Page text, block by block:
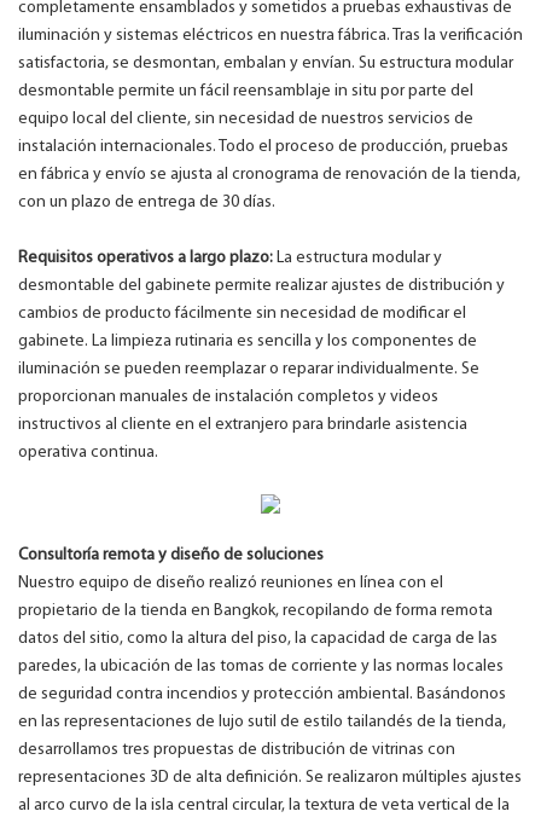
completamente ensamblados y sometidos a pruebas exhaustivas de
iluminación y sistemas eléctricos en nuestra fábrica. Tras la verificación
satisfactoria, se desmontan, embalan y envían. Su estructura modular
desmontable permite un fácil reensamblaje in situ por parte del
equipo local del cliente, sin necesidad de nuestros servicios de
instalación internacionales. Todo el proceso de producción, pruebas
en fábrica y envío se ajusta al cronograma de renovación de la tienda,
con un plazo de entrega de 30 días.
Requisitos operativos a largo plazo: La estructura modular y
desmontable del gabinete permite realizar ajustes de distribución y
cambios de producto fácilmente sin necesidad de modificar el
gabinete. La limpieza rutinaria es sencilla y los componentes de
iluminación se pueden reemplazar o reparar individualmente. Se
proporcionan manuales de instalación completos y videos
instructivos al cliente en el extranjero para brindarle asistencia
operativa continua.
Consultoría remota y diseño de soluciones
Nuestro equipo de diseño realizó reuniones en línea con el
propietario de la tienda en Bangkok, recopilando de forma remota
datos del sitio, como la altura del piso, la capacidad de carga de las
paredes, la ubicación de las tomas de corriente y las normas locales
de seguridad contra incendios y protección ambiental. Basándonos
en las representaciones de lujo sutil de estilo tailandés de la tienda,
desarrollamos tres propuestas de distribución de vitrinas con
representaciones 3D de alta definición. Se realizaron múltiples ajustes
al arco curvo de la isla central circular, la textura de veta vertical de la